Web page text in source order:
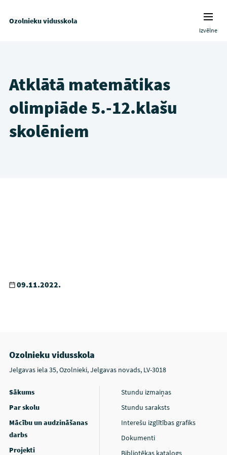
Ozolnieku vidusskola
Izvēlne
Atklātā matemātikas
olimpiāde 5.-12.klašu
skolēniem
09.11.2022.
Ozolnieku vidusskola
Jelgavas iela 35, Ozolnieki, Jelgavas novads, LV-3018
Sākums
Par skolu
Mācību un audzināšanas
darbs
Projekti
Stundu izmaiņas
Stundu saraksts
Interešu izglītības grafiks
Dokumenti
Bibliotēkas katalogs